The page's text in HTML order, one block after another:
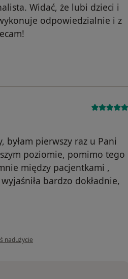
Widać, że lubi dzieci i
odpowiedzialnie i z
Kateryna
pierwszy raz u Pani
poziomie, pomimo tego
między pacjentkami ,
bardzo dokładnie,
użytkownika K.U
nadużycie